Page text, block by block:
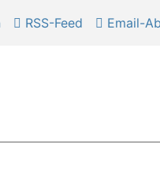
RSS-Feed Email-